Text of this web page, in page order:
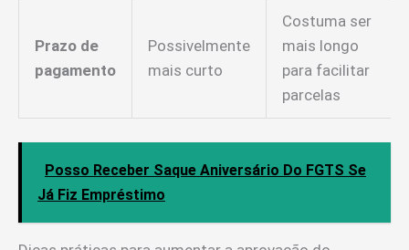
Prazo de
pagamento
Possivelmente
mais curto
Costuma ser
mais longo
para facilitar
parcelas
Posso Receber Saque Aniversário Do FGTS Se
Já Fiz Empréstimo